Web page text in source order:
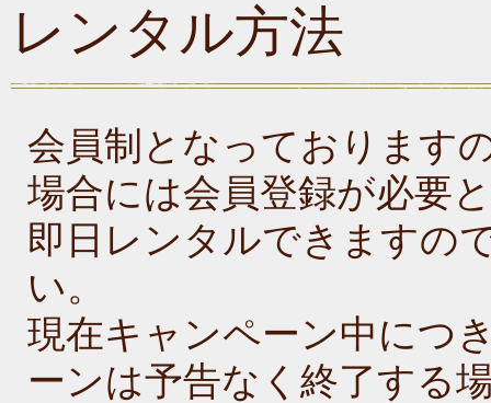
レンタル方法
会員制となっております
場合には会員登録が必要
即日レンタルできますの
い。
現在キャンペーン中につ
ーンは予告なく終了する